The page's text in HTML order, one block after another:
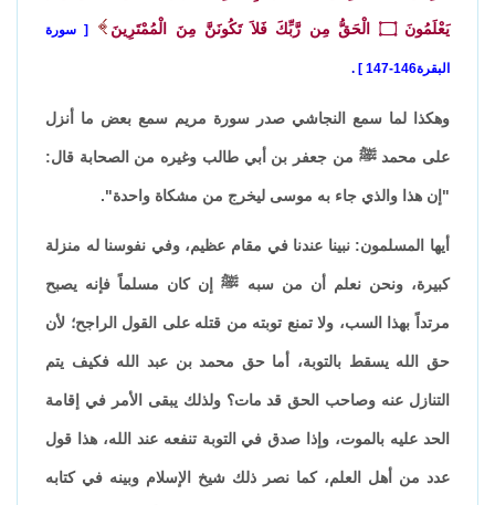
يَعْلَمُونَ ۝ الْحَقُّ مِن رَّبِّكَ فَلاَ تَكُونَنَّ مِنَ الْمُمْتَرِينَ سورة
البقرة146-147 .
وهكذا لما سمع النجاشي صدر سورة مريم سمع بعض ما أنزل
على محمد ﷺ من جعفر بن أبي طالب وغيره من الصحابة قال:
"إن هذا والذي جاء به موسى ليخرج من مشكاة واحدة".
أيها المسلمون: نبينا عندنا في مقام عظيم، وفي نفوسنا له منزلة
كبيرة، ونحن نعلم أن من سبه ﷺ إن كان مسلماً فإنه يصبح
مرتداً بهذا السب، ولا تمنع توبته من قتله على القول الراجح؛ لأن
حق الله يسقط بالتوبة، أما حق محمد بن عبد الله فكيف يتم
التنازل عنه وصاحب الحق قد مات؟ ولذلك يبقى الأمر في إقامة
الحد عليه بالموت، وإذا صدق في التوبة تنفعه عند الله، هذا قول
عدد من أهل العلم، كما نصر ذلك شيخ الإسلام وبينه في كتابه